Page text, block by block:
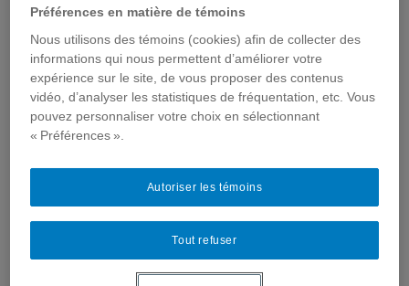
Revue de presse
Pourquoi les individus ont-ils recours à
l'automédication? Quels sont les avantages et les
risques ?
Dominique Poirier en discute avec
Québec;Christine Thoër, professeure en
communication sociale publique de l'UQAM, qui
dans Internet etBertil de Contencin,une jeune
femme de 27 ans qui s'automédique, dans le cadre
Canada animée
Préférences en matière de témoins
Nous utilisons des témoins (cookies) afin de collecter des
informations qui nous permettent d’améliorer votre
expérience sur le site, de vous proposer des contenus
vidéo, d’analyser les statistiques de fréquentation, etc. Vous
pouvez personnaliser votre choix en sélectionnant
« Préférences ».
Tout refuser
Autoriser les témoins